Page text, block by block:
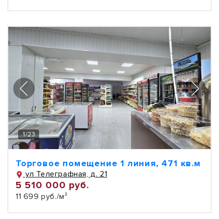
1/23
Торговое помещение 1 линия, 471 кв.м
ул Телеграфная, д. 21
5 510 000 руб.
11 699 руб./м²